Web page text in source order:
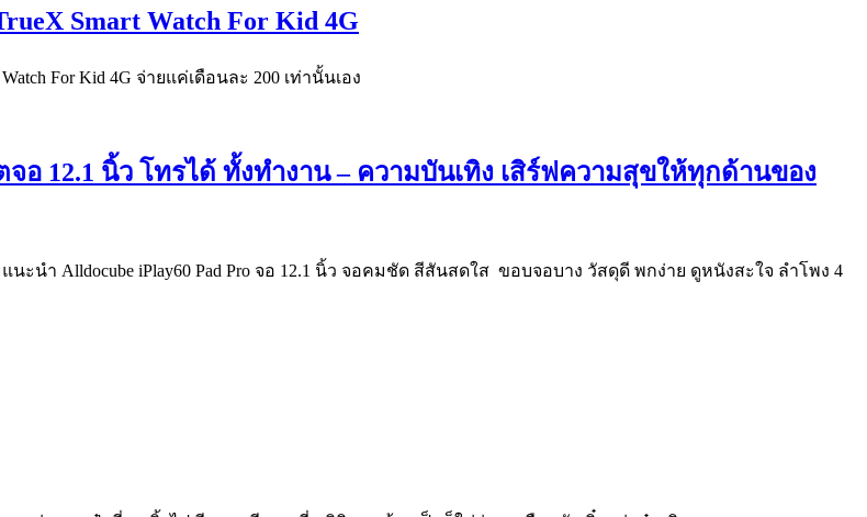
Smart Watch For Kid 4G
For Kid 4G จ่ายแค่เดือนละ 200 เท่านั้นเอง
จอ 12.1 นิ้ว โทรได้ ทั้งทำงาน – ความบันเทิง เสิร์ฟความสุขให้ทุกด้านของ
ำ Alldocube iPlay60 Pad Pro จอ 12.1 นิ้ว จอคมชัด สีสันสดใส ขอบจอบาง วัสดุดี พกง่าย ดูหนังสะใจ ลำโพง 4